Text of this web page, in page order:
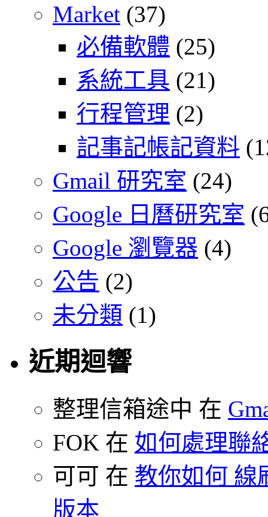
Market (37)
必備軟體 (25)
系統工具 (21)
行程管理 (2)
記事記帳記資料
Gmail 研究室 (24)
Google 日曆研究室
Google 瀏覽器 (4)
公告 (2)
未分類 (1)
近期迴響
整理信箱途中 在
FOK 在 如何處理聯
可可 在 教你如何 線
版本